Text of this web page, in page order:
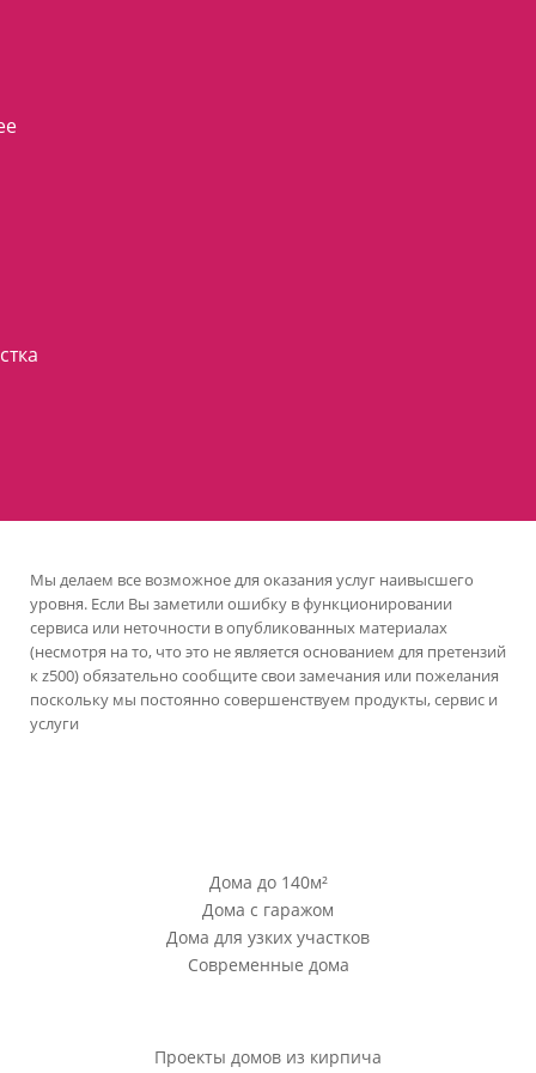
Мы делаем все возможное для оказания услуг наивысшего
уровня. Если Вы заметили ошибку в функционировании
сервиса или неточности в опубликованных материалах
(несмотря на то, что это не является основанием для претензий
к z500) обязательно сообщите свои замечания или пожелания
поскольку мы постоянно совершенствуем продукты, сервис и
услуги
Дома до 140м²
Дома с гаражом
Дома для узких участков
Современные дома
Проекты домов из кирпича